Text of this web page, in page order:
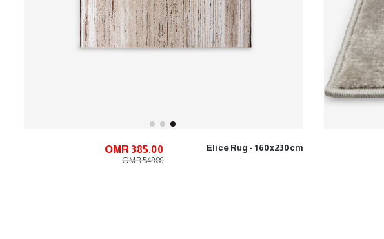
Elice Rug - 160x230cm
OMR 385.00
OMR 549.00